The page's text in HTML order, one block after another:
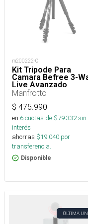
m200222-C
Kit Tripode Para
Camara Befree 3-
Live Avanzado
Manfrotto
$ 475.990
en 6cuotas de $79.332sin
interés
ahorras $19.040 por
transferencia.
Disponible
ÚLTIMA